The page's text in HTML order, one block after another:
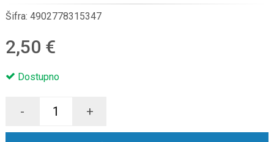
Šifra: 4902778315347
2,50 €
Dostupno
- +